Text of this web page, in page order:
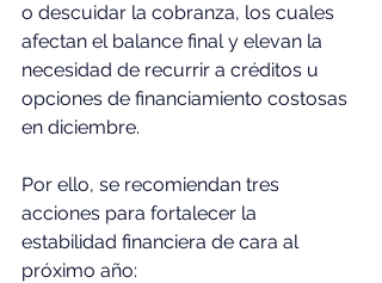
o descuidar la cobranza, los cuales
afectan el balance final y elevan la
necesidad de recurrir a créditos u
opciones de financiamiento costosas
en diciembre.
Por ello, se recomiendan tres
acciones para fortalecer la
estabilidad financiera de cara al
próximo año: